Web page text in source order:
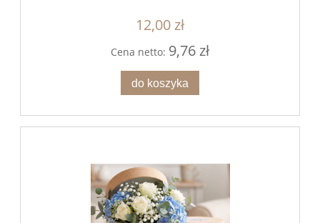
12,00 zł
Cena netto: 9,76 zł
do koszyka